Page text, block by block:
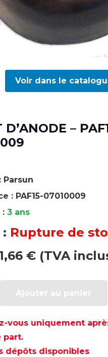
Voir dans le
–
Parsun
: PAF15-07010009
: 3 ans
Rupture de
€ (TVA
Ajouter au panier
vous uniquement
part.
dépôts disponibles